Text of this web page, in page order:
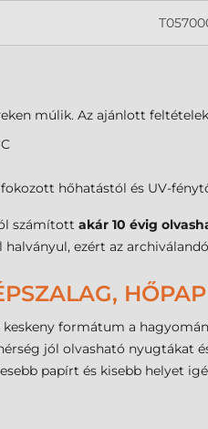
múlik. Az ajánlott
hőhatástól és UV-
számított akár 10 évig
halványul, ezért az
keskeny formátum a
jól olvasható nyugtákat
papírt és kisebb helyet